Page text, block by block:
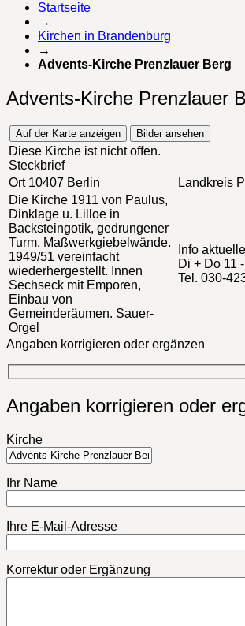
Startseite
→
Kirchen in Brandenburg
→
Advents-Kirche Prenzlauer Berg
Advents-Kirche Prenzlauer
Auf der Karte anzeigen Bilder ansehen
Diese Kirche ist nicht offen.
Steckbrief
Ort10407 Berlin Landkreis
Die Kirche 1911 von Paulus,
Dinklage u. Lilloe in
Backsteingotik, gedrungener
Turm, Maßwerkgiebelwände.
1949/51 vereinfacht
wiederhergestellt. Innen
Sechseck mit Emporen,
Einbau von
Gemeinderäumen. Sauer-
Orgel
Info
Di + Do 11
Tel. 030-
Angaben korrigieren oder ergänzen
Angaben korrigieren oder
Kirche
Ihr Name
Ihre E-Mail-Adresse
Korrektur oder Ergänzung